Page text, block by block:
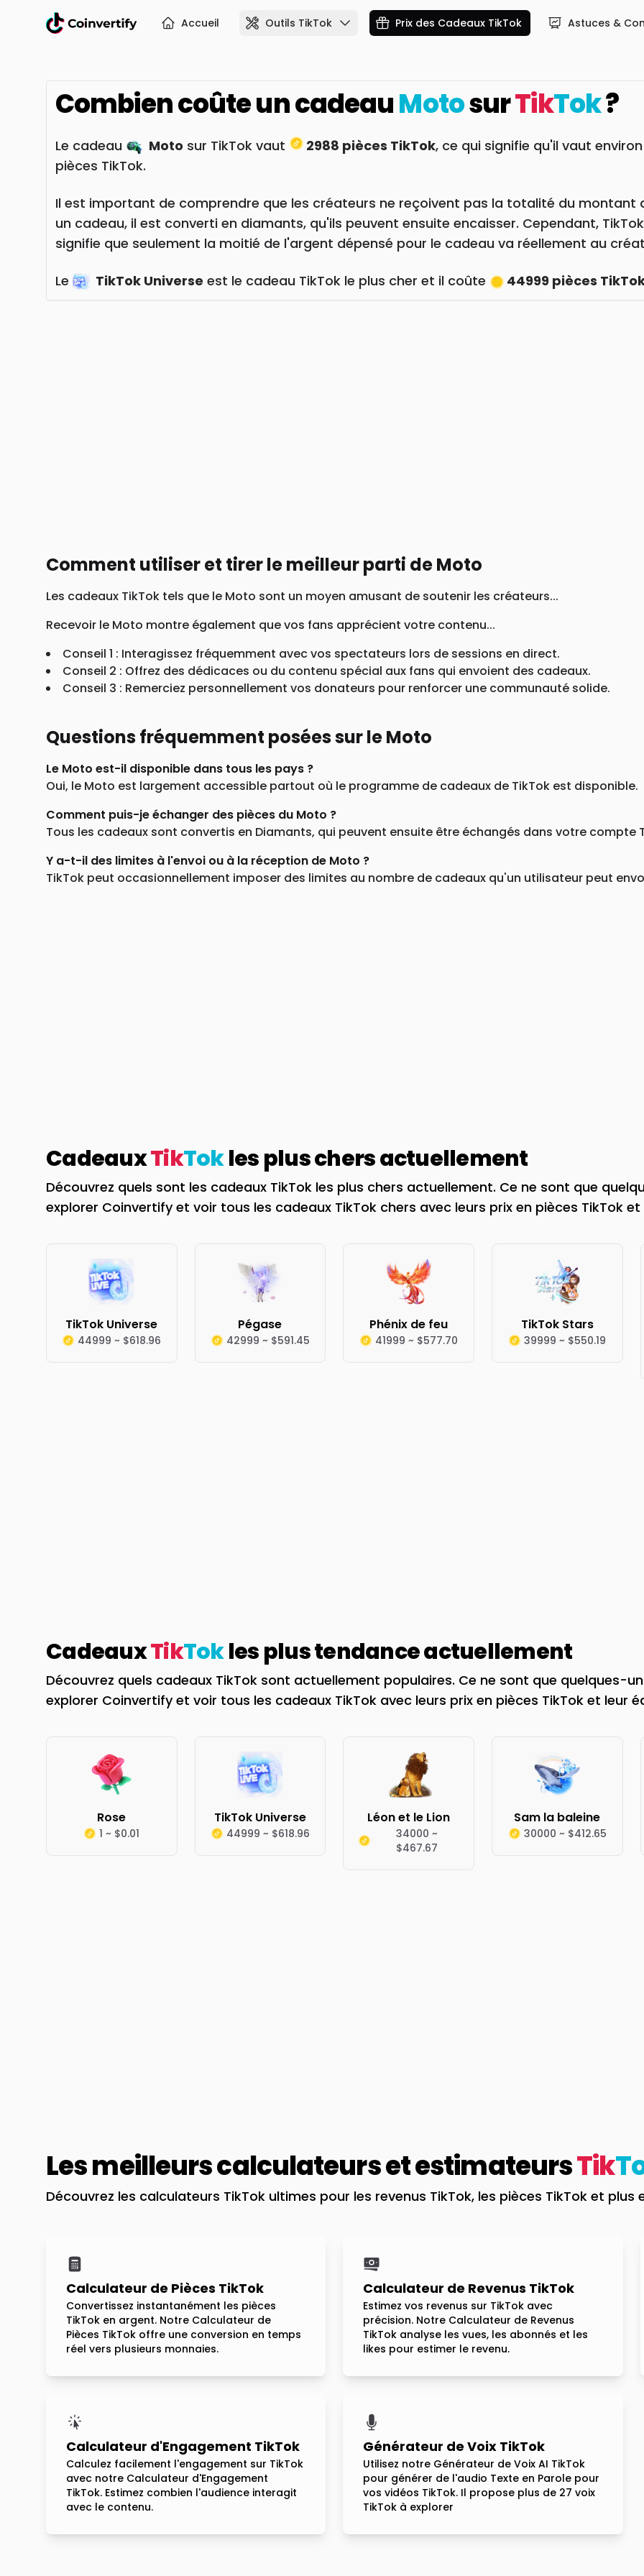
Accueil Outils TikTok Prix des Cadeaux TikTok Astuces &
Combien coûte un cadeauMotosurTikTok?
Le cadeau Moto sur TikTok vaut 2988 pièces TikTok, ce qui signifie qu'il vaut environ
pièces TikTok.
Il est important de comprendre que les créateurs ne reçoivent pas la totalité du montant
un cadeau, il est converti en diamants, qu'ils peuvent ensuite encaisser. Cependant,
signifie que seulement la moitié de l'argent dépensé pour le cadeau va réellement au
Le TikTok Universe est le cadeau TikTok le plus cher et il coûte 44999 pièces
Comment utiliser et tirer le meilleur parti de Moto
Les cadeaux TikTok tels que le Moto sont un moyen amusant de soutenir les créateurs...
Recevoir le Moto montre également que vos fans apprécient votre contenu...
Conseil 1 : Interagissez fréquemment avec vos spectateurs lors de sessions en direct.
Conseil 2 : Offrez des dédicaces ou du contenu spécial aux fans qui envoient des cadeaux.
Conseil 3 : Remerciez personnellement vos donateurs pour renforcer une communauté solide.
Questions fréquemment posées sur le Moto
Le Moto est-il disponible dans tous les pays ?
Oui, le Moto est largement accessible partout où le programme de cadeaux de TikTok est disponible.
Comment puis-je échanger des pièces du Moto ?
Tous les cadeaux sont convertis en Diamants, qui peuvent ensuite être échangés dans votre compte
Y a-t-il des limites à l'envoi ou à la réception de Moto ?
TikTok peut occasionnellement imposer des limites au nombre de cadeaux qu'un utilisateur peut
CadeauxTikTokles plus chers actuellement
Découvrez quels sont les cadeaux TikTok les plus chers actuellement. Ce ne sont que
explorer Coinvertify et voir tous les cadeaux TikTok chers avec leurs prix en pièces TikTok
TikTok Universe
44999 ~ $618.96
Pégase
42999 ~ $591.45
Phénix de feu
41999 ~ $577.70
TikTok Stars
39999 ~ $550.19
CadeauxTikTokles plus tendance actuellement
Découvrez quels cadeaux TikTok sont actuellement populaires. Ce ne sont que quelques-
explorer Coinvertify et voir tous les cadeaux TikTok avec leurs prix en pièces TikTok et leur
Rose
1 ~ $0.01
TikTok Universe
44999 ~ $618.96
Léon et le Lion
34000 ~
$467.67
Sam la baleine
30000 ~ $412.65
Les meilleurs calculateurs et estimateursTik
Découvrez les calculateurs TikTok ultimes pour les revenus TikTok, les pièces TikTok et plus
Calculateur de Pièces TikTok
Convertissez instantanément les pièces
TikTok en argent. Notre Calculateur de
Pièces TikTok offre une conversion en temps
réel vers plusieurs monnaies.
Calculateur de Revenus TikTok
Estimez vos revenus sur TikTok avec
précision. Notre Calculateur de Revenus
TikTok analyse les vues, les abonnés et les
likes pour estimer le revenu.
Calculateur d'Engagement TikTok
Calculez facilement l'engagement sur TikTok
avec notre Calculateur d'Engagement
TikTok. Estimez combien l'audience interagit
avec le contenu.
Générateur de Voix TikTok
Utilisez notre Générateur de Voix AI TikTok
pour générer de l'audio Texte en Parole pour
vos vidéos TikTok. Il propose plus de 27 voix
TikTok à explorer